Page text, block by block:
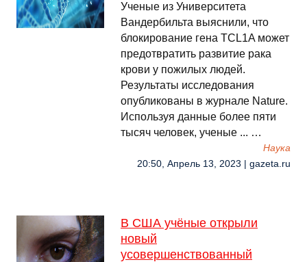
Ученые из Университета
Вандербильта выяснили, что
блокирование гена TCL1A может
предотвратить развитие рака
крови у пожилых людей.
Результаты исследования
опубликованы в журнале Nature.
Используя данные более пяти
тысяч человек, ученые ... …
Наука
20:50, Апрель 13, 2023 | gazeta.ru
В США учёные открыли
новый
усовершенствованный